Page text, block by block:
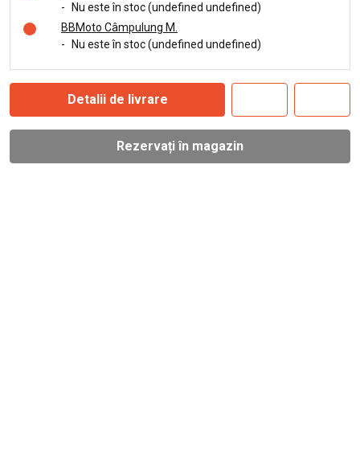
-
Nu este în stoc (undefined undefined)
BBMoto Câmpulung M.
-
Nu este în stoc (undefined undefined)
Detalii de livrare
Rezervați în magazin